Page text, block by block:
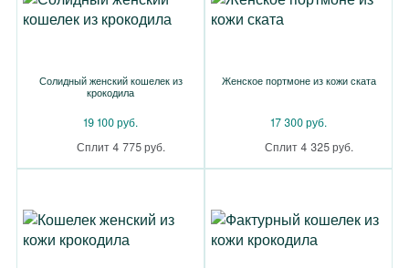
Солидный женский кошелек из
крокодила
19 100 руб.
Сплит 4 775 руб.
Женское портмоне из кожи ската
17 300 руб.
Сплит 4 325 руб.